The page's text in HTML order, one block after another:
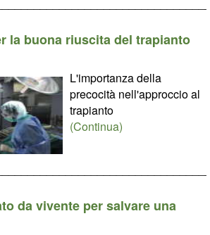
la buona riuscita del trapianto
L'importanza della
precocità nell'approccio al
trapianto
(Continua)
da vivente per salvare una